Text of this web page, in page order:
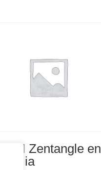
ZFE-I Zentangle en
Familia